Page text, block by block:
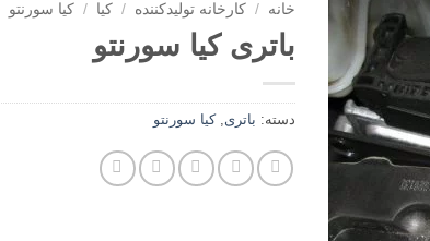
خانه / کارخانه تولیدکننده / کیا / کیا سورنتو
باتری کیا سورنتو
دسته: باتری ,کیا سورنتو